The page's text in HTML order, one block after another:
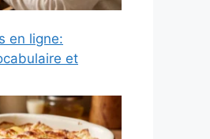
en ligne:
et